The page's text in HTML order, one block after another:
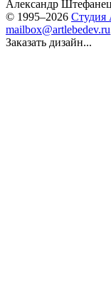
Александр Штефанец
© 1995–2026 Студия
mailbox@artlebedev.ru
Заказать дизайн...